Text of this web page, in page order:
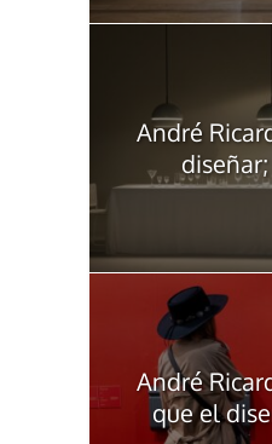
André
André
que el